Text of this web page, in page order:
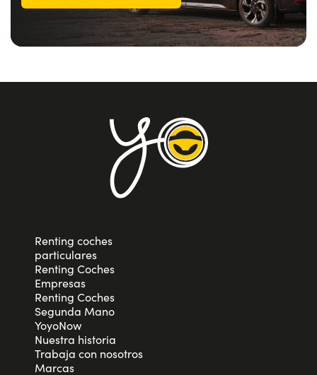
Renting coches
particulares
Renting Coches
Empresas
Renting Coches
Segunda Mano
YoyoNow
Nuestra historia
Trabaja con nosotros
Marcas